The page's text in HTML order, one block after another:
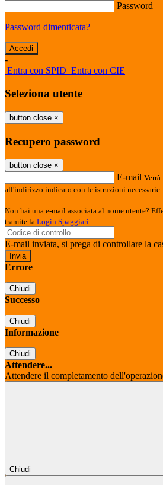
Password
Password dimenticata?
-
Entra con SPID Entra con CIE
Seleziona utente
button close ×
Recupero password
button close ×
E-mail
all'indirizzo indicato con le istruzioni necessarie.
Non hai una e-mail associata al nome utente?
tramite la Login Spaggiari
E-mail inviata, si prega di controllare la
Errore
Chiudi
Successo
Chiudi
Informazione
Chiudi
Attendere...
Attendere il completamento
Chiudi